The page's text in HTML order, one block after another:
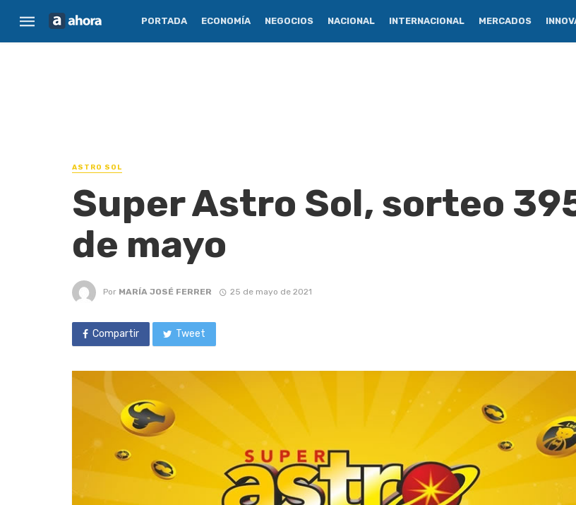
PORTADA ECONOMÍA NEGOCIOS NACIONAL INTERNACIONAL MERCADOS
ASTRO SOL
Super Astro Sol, sorteo
de mayo
Por MARÍA JOSÉ FERRER 25 de mayo de 2021
Compartir Tweet